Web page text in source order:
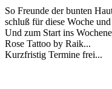
So Freunde der bunten
schluß für diese Woche
Und zum Start ins
Rose Tattoo by Raik...
Kurzfristig Termine frei...